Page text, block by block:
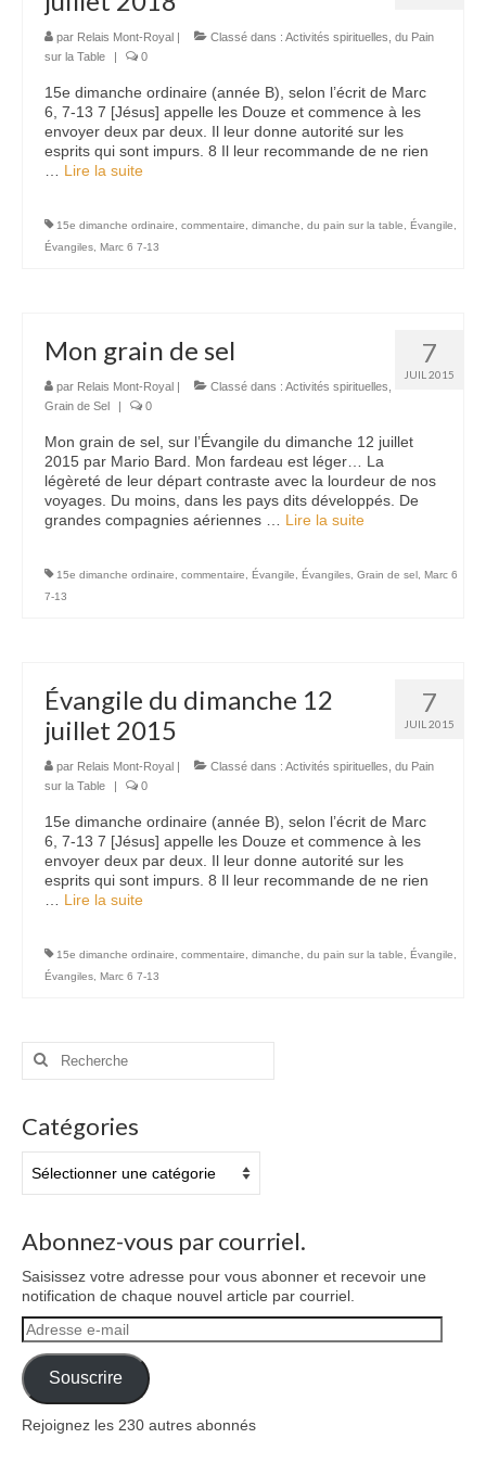
par Relais Mont-Royal | Classé dans : Activités spirituelles du Pain
sur la Table
| 0
15e dimanche ordinaire (année B), selon l’écrit de Marc
6, 7-13 7 [Jésus] appelle les Douze et commence à les
envoyer deux par deux. Il leur donne autorité sur les
esprits qui sont impurs. 8 Il leur recommande de ne rien
Lire la suite­­
15e dimanche ordinaire commentaire dimanche du pain sur la table Évangile
Évangiles Marc 6 7-13
7
JUIL 2015
Mon grain de sel
par Relais Mont-Royal | Classé dans : Activités spirituelles
Grain de Sel
| 0
Mon grain de sel, sur l’Évangile du dimanche 12 juillet
2015 par Mario Bard. Mon fardeau est léger… La
légèreté de leur départ contraste avec la lourdeur de nos
voyages. Du moins, dans les pays dits développés. De
grandes compagnies aériennes … Lire la suite­­
15e dimanche ordinaire commentaire Évangile Évangiles Grain de sel Marc 6
7-13
7
JUIL 2015
Évangile du dimanche 12
juillet 2015
par Relais Mont-Royal | Classé dans : Activités spirituelles du Pain
sur la Table
| 0
15e dimanche ordinaire (année B), selon l’écrit de Marc
6, 7-13 7 [Jésus] appelle les Douze et commence à les
envoyer deux par deux. Il leur donne autorité sur les
esprits qui sont impurs. 8 Il leur recommande de ne rien
Lire la suite­­
15e dimanche ordinaire commentaire dimanche du pain sur la table Évangile
Évangiles Marc 6 7-13
Rechercher
Catégories
Abonnez-vous par courriel.
Saisissez votre adresse pour vous abonner et recevoir une
notification de chaque nouvel article par courriel.
Adresse
e-
mail
Souscrire
Rejoignez les 230 autres abonnés